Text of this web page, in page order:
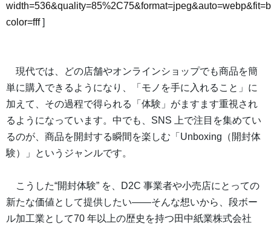
color=fff]
現代では、どの店舗やオンラインショップでも商品を簡
単に購入できるようになり、「モノを手に入れること」に
加えて、その過程で得られる「体験」がますます重視され
るようになっています。中でも、SNS 上で注目を集めてい
るのが、商品を開封する瞬間を楽しむ「Unboxing（開封体
験）」というジャンルです。
こうした“開封体験” を、D2C 事業者や小売店にとっての
新たな価値として提供したい――そんな想いから、段ボー
ル加工業として70 年以上の歴史を持つ田中紙業株式会社